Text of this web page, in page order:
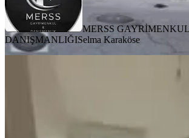
MERSS GAYRİMENKUL
DANIŞMANLIĞISelma Karaköse
Sultanbeyli Suryapı
·2. Kat